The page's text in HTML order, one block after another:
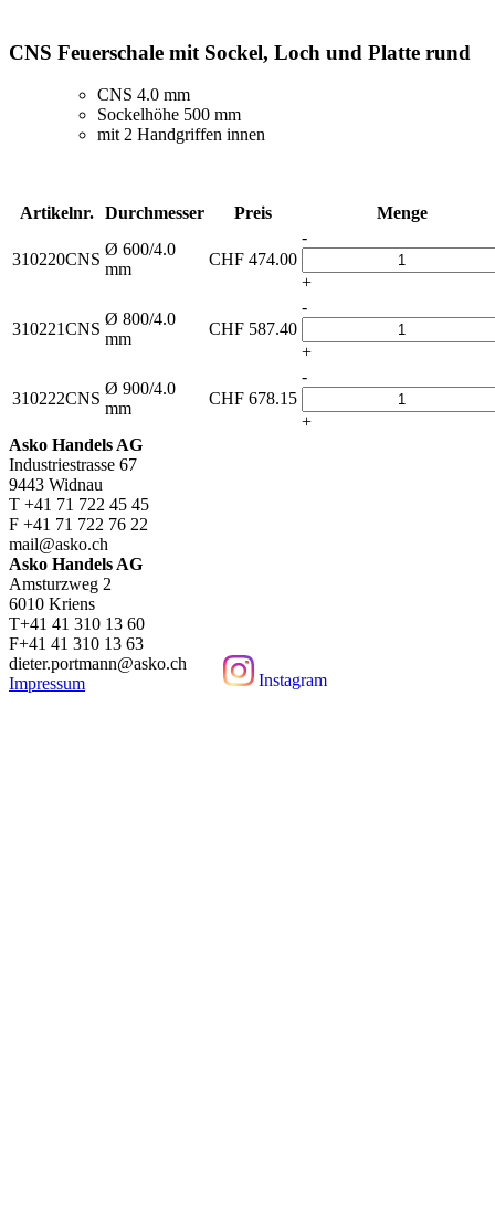
Instagram
CNS Feuerschale mit Sockel, Loch und Platte rund
CNS 4.0 mm
Sockelhöhe 500 mm
mit 2 Handgriffen innen
Artikelnr. Durchmesser Preis Menge
310220CNS
Ø 600/4.0
mm
CHF 474.00
-
+
310221CNS
Ø 800/4.0
mm
CHF 587.40
-
+
310222CNS
Ø 900/4.0
mm
CHF 678.15
-
+
Asko Handels AG
Industriestrasse 67
9443 Widnau
T +41 71 722 45 45
F +41 71 722 76 22
mail@asko.ch
Asko Handels AG
Amsturzweg 2
6010 Kriens
T+41 41 310 13 60
F+41 41 310 13 63
dieter.portmann@asko.ch
Impressum